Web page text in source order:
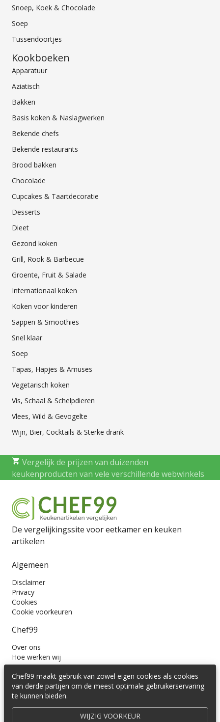
Snoep, Koek & Chocolade
Soep
Tussendoortjes
Kookboeken
Apparatuur
Aziatisch
Bakken
Basis koken & Naslagwerken
Bekende chefs
Bekende restaurants
Brood bakken
Chocolade
Cupcakes & Taartdecoratie
Desserts
Dieet
Gezond koken
Grill, Rook & Barbecue
Groente, Fruit & Salade
Internationaal koken
Koken voor kinderen
Sappen & Smoothies
Snel klaar
Soep
Tapas, Hapjes & Amuses
Vegetarisch koken
Vis, Schaal & Schelpdieren
Vlees, Wild & Gevogelte
Wijn, Bier, Cocktails & Sterke drank
Vergelijk de prijzen van duizenden
keukenproducten van vele verschillende webwinkels
De vergelijkingssite voor eetkamer en keuken
artikelen
Algemeen
Disclaimer
Privacy
Cookies
Cookie voorkeuren
Chef99
Over ons
Hoe werken wij
Contact
Wil je ons volgen?
Chef99 maakt gebruik van zowel eigen cookies als cookies
van derde partijen om de meest optimale gebruikerservaring
te kunnen bieden.
WIJZIG VOORKEUR